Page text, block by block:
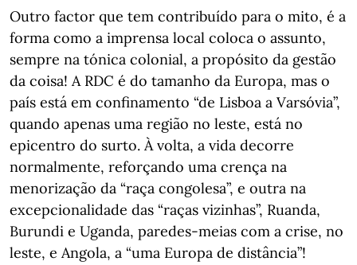
Outro factor que tem contribuído para o mito, é a
forma como a imprensa local coloca o assunto,
sempre na tónica colonial, a propósito da gestão
da coisa! A RDC é do tamanho da Europa, mas o
país está em confinamento “de Lisboa a Varsóvia”,
quando apenas uma região no leste, está no
epicentro do surto. À volta, a vida decorre
normalmente, reforçando uma crença na
menorização da “raça congolesa”, e outra na
excepcionalidade das “raças vizinhas”, Ruanda,
Burundi e Uganda, paredes-meias com a crise, no
leste, e Angola, a “uma Europa de distância”!